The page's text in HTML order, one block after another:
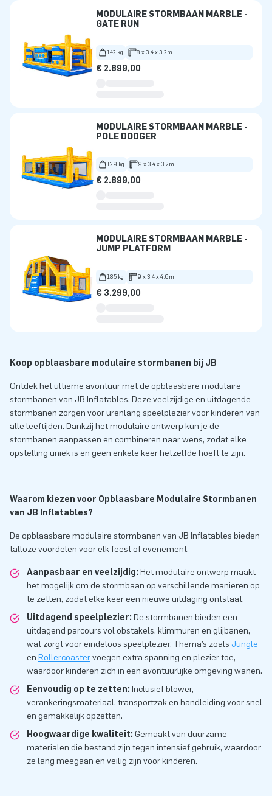
MODULAIRE STORMBAAN MARBLE -
GATE RUN
142 kg 8 x 3.4 x 3.2m
€ 2.899,00
MODULAIRE STORMBAAN MARBLE -
POLE DODGER
129 kg 9 x 3.4 x 3.2m
€ 2.899,00
MODULAIRE STORMBAAN MARBLE -
JUMP PLATFORM
185 kg 9 x 3.4 x 4.6m
€ 3.299,00
Koop opblaasbare modulaire stormbanen bij JB
Ontdek het ultieme avontuur met de opblaasbare modulaire
stormbanen van JB Inflatables. Deze veelzijdige en uitdagende
stormbanen zorgen voor urenlang speelplezier voor kinderen van
alle leeftijden. Dankzij het modulaire ontwerp kun je de
stormbanen aanpassen en combineren naar wens, zodat elke
opstelling uniek is en geen enkele keer hetzelfde hoeft te zijn.
Waarom kiezen voor Opblaasbare Modulaire Stormbanen
van JB Inflatables?
De opblaasbare modulaire stormbanen van JB Inflatables bieden
talloze voordelen voor elk feest of evenement.
Aanpasbaar en veelzijdig: Het modulaire ontwerp maakt
het mogelijk om de stormbaan op verschillende manieren op
te zetten, zodat elke keer een nieuwe uitdaging ontstaat.
Uitdagend speelplezier: De stormbanen bieden een
uitdagend parcours vol obstakels, klimmuren en glijbanen,
wat zorgt voor eindeloos speelplezier. Thema’s zoals Jungle
en Rollercoastervoegen extra spanning en plezier toe,
waardoor kinderen zich in een avontuurlijke omgeving wanen.
Eenvoudig op te zetten: Inclusief blower,
verankeringsmateriaal, transportzak en handleiding voor snel
en gemakkelijk opzetten.
Hoogwaardige kwaliteit: Gemaakt van duurzame
materialen die bestand zijn tegen intensief gebruik, waardoor
ze lang meegaan en veilig zijn voor kinderen.